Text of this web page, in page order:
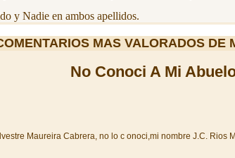
y Nadie en ambos apellidos.
MAS VALORADOS DE
No Conoci A Mi
Maureira Cabrera, no lo c onoci,mi nombre J.C. Rios